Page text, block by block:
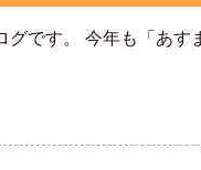
です。 今年も「あす